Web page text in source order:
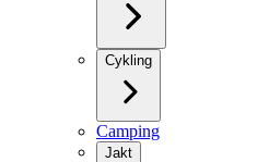
Cykling
Camping
Jakt